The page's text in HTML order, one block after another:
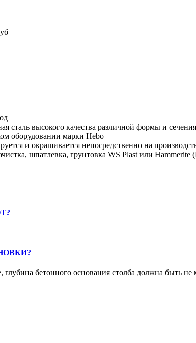
сталь высокого качества различной формы и
оборудовании марки Hebo
и окрашивается непосредственно на
шпатлевка, грунтовка WS Plast или Hammerite
бетонного основания столба должна быть не